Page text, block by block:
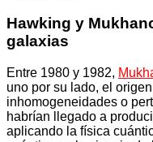
Hawking y
galaxias
Entre 1980 y 1982,
uno por su lado, el
inhomogeneidades o
habrían llegado a
aplicando la física